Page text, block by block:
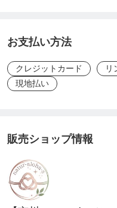
リンク決済を選択さ
お手数をお掛けします
逃しないようお願い申
お申込完了後、２営
ます
お支払い方法
クレジットカード リ
現地払い
販売ショップ情報